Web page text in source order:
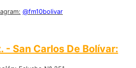
@fm10bolivar
- San Carlos De Bolívar: